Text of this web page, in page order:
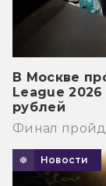
В Москве
League
рублей
Финал
Новости